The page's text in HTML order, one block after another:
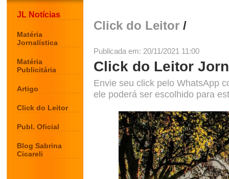
JL Notícias
Matéria
Jornalística
Matéria
Publicitária
Artigo
Click do Leitor
Publ. Oficial
Blog Sabrina
Cicareli
Click do Leitor /
Publicada em: 20/11/2021 11:00
Click do Leitor
Envie seu click pelo WhatsApp
ele poderá ser escolhido para